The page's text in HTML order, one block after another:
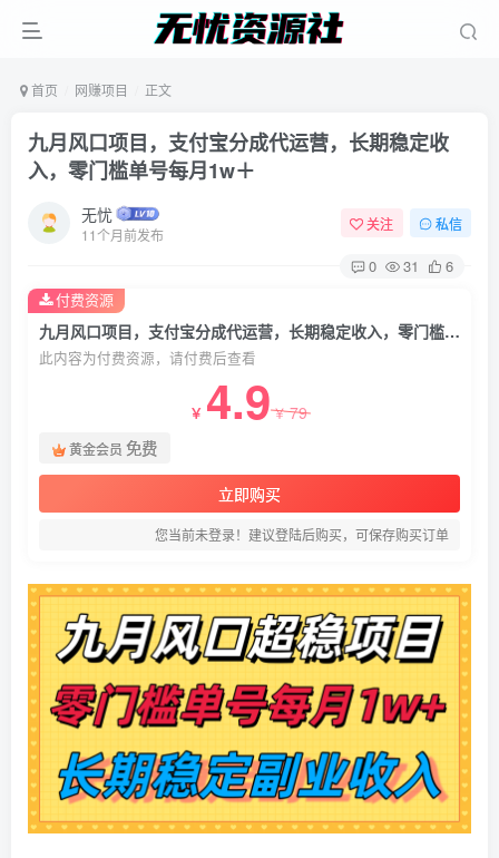
首页 网赚项目 正文
九月风口项目，支付宝分成代运营，长期稳定收
入，零门槛单号每月1w＋
无忧
11个月前发布
关注 私信
0 31 6
九月风口项目，支付宝分成代运营，长期稳定收入，零门槛单号每月1w＋
此内容为付费资源，请付费后查看
￥ 4.9￥79
黄金会员 免费
立即购买
您当前未登录！建议登陆后购买，可保存购买订单
付费资源